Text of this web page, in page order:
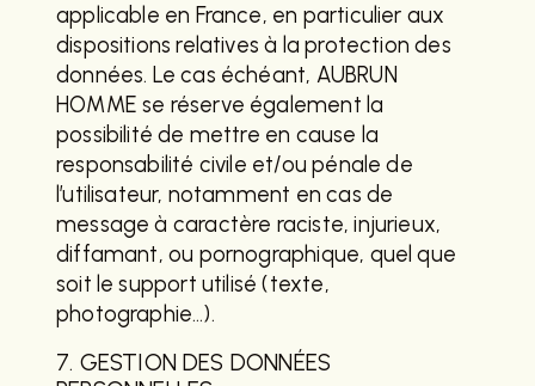
applicable en France, en particulier aux
dispositions relatives à la protection des
données. Le cas échéant, AUBRUN
HOMME se réserve également la
possibilité de mettre en cause la
responsabilité civile et/ou pénale de
l’utilisateur, notamment en cas de
message à caractère raciste, injurieux,
diffamant, ou pornographique, quel que
soit le support utilisé (texte,
photographie…).
7. GESTION DES DONNÉES